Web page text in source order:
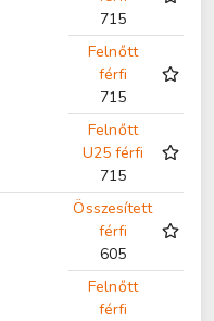
715
Felnőtt
férfi
715
Felnőtt
U25 férfi
715
Összesített
férfi
605
Felnőtt
férfi